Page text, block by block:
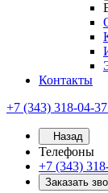
Контакты
+7 (343) 318-04-37
Назад
Телефоны
+7 (343)
Заказать